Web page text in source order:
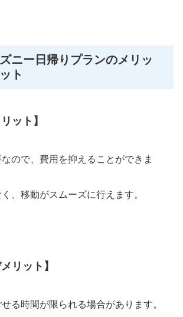
ニー日帰りプランのメリッ
ト
ット】
ので、費用を抑えることができま
、移動がスムーズに行えます。
リット】
る時間が限られる場合があります。